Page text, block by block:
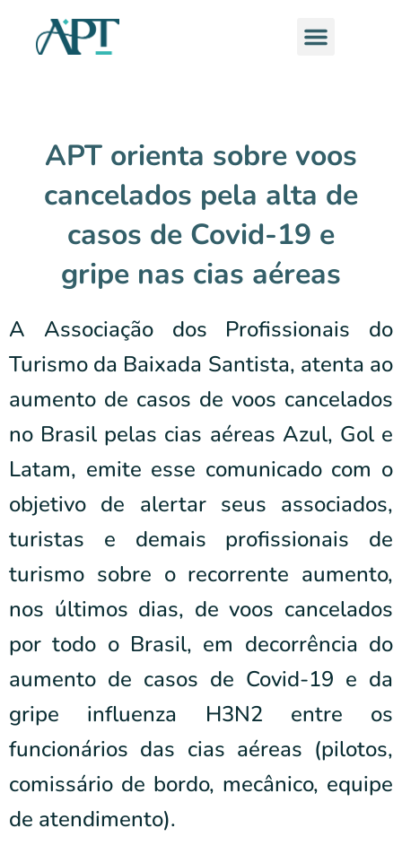
Menu
APT orienta sobre voos
cancelados pela alta de
casos de Covid-19 e
gripe nas cias aéreas
A Associação dos Profissionais do
Turismo da Baixada Santista, atenta ao
aumento de casos de voos cancelados
no Brasil pelas cias aéreas Azul, Gol e
Latam, emite esse comunicado com o
objetivo de alertar seus associados,
turistas e demais profissionais de
turismo sobre o recorrente aumento,
nos últimos dias, de voos cancelados
por todo o Brasil, em decorrência do
aumento de casos de Covid-19 e da
gripe influenza H3N2 entre os
funcionários das cias aéreas (pilotos,
comissário de bordo, mecânico, equipe
de atendimento).